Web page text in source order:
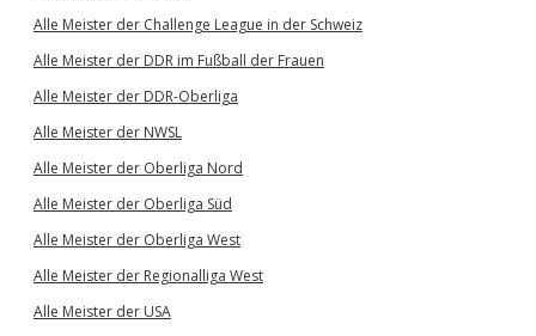
Alle Meister der Challenge League in der Schweiz
Alle Meister der DDR im Fußball der Frauen
Alle Meister der DDR-Oberliga
Alle Meister der NWSL
Alle Meister der Oberliga Nord
Alle Meister der Oberliga Süd
Alle Meister der Oberliga West
Alle Meister der Regionalliga West
Alle Meister der USA